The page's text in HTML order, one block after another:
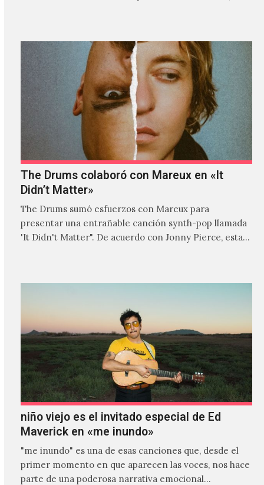
The Drums colaboró con Mareux en «It
Didn’t Matter»
The Drums sumó esfuerzos con Mareux para
presentar una entrañable canción synth-pop llamada
'It Didn't Matter". De acuerdo con Jonny Pierce, esta
niño viejo es el invitado especial de Ed
Maverick en «me inundo»
"me inundo" es una de esas canciones que, desde el
primer momento en que aparecen las voces, nos hace
parte de una poderosa narrativa emocional…